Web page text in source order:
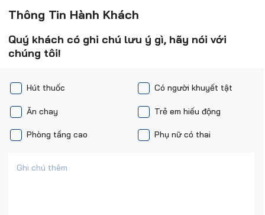
Thông Tin Hành Khách
Quý khách có ghi chú lưu ý gì, hãy nói với
chúng tôi!
Hút thuốc
Phòng tầng cao
Trẻ em hiếu động
Ăn chay
Có người khuyết tật
Phụ nữ có thai